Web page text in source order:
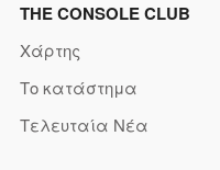
THE CONSOLE CLUB
Χάρτης
Το κατάστημα
Τελευταία Νέα